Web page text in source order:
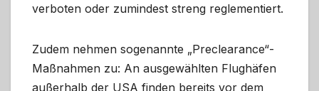
verboten oder zumindest streng reglementiert.
Zudem nehmen sogenannte „Preclearance“-
Maßnahmen zu: An ausgewählten Flughäfen
außerhalb der USA finden bereits vor dem